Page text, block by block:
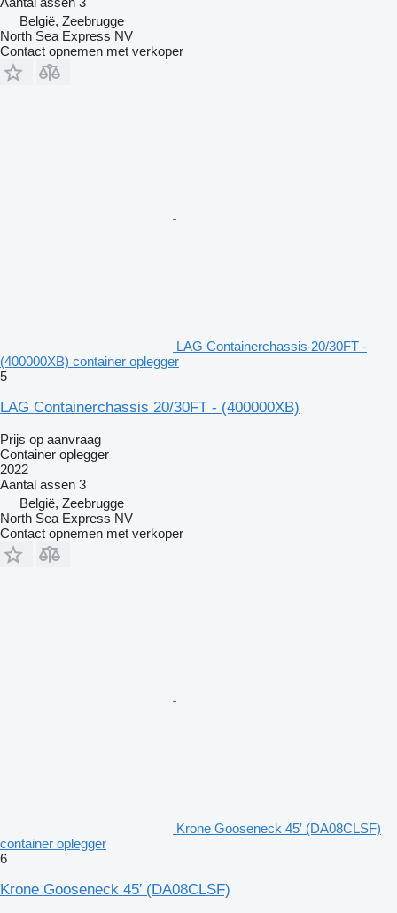
België, Zeebrugge
North Sea Express NV
Contact opnemen met verkoper
LAG Containerchassis 20/30FT -
(400000XB) container oplegger
5
LAG Containerchassis 20/30FT - (400000XB)
Prijs op aanvraag
Container oplegger
2022
Aantal assen 3
België, Zeebrugge
North Sea Express NV
Contact opnemen met verkoper
Krone Gooseneck 45′ (DA08CLSF)
container oplegger
6
Krone Gooseneck 45′ (DA08CLSF)